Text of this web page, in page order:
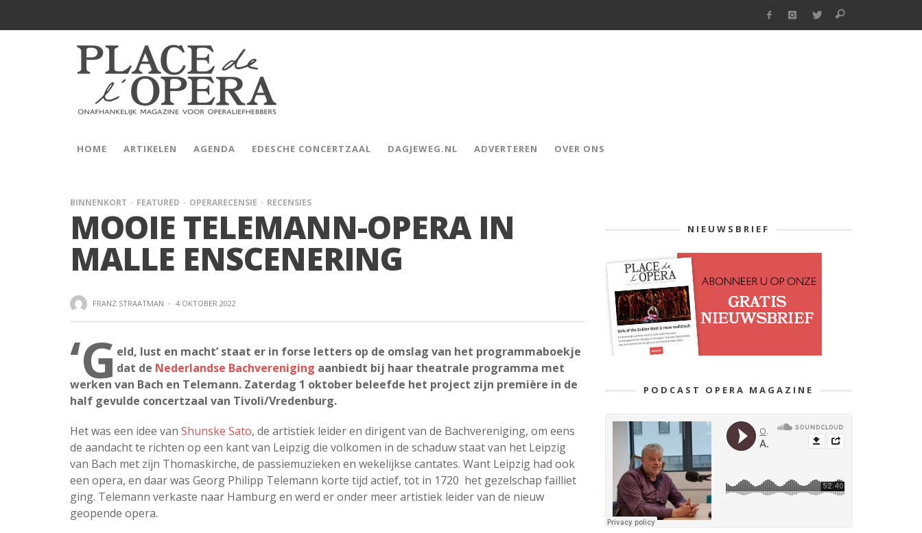
HOME ARTIKELEN AGENDA EDESCHE CONCERTZAAL DAGJEWEG.NL ADVERTEREN OVER ONS
BINNENKORT FEATURED OPERARECENSIE RECENSIES
MOOIE TELEMANN-OPERA IN
MALLE ENSCENERING
FRANZ STRAATMAN · 4 OKTOBER 2022
‘G eld, lust en macht’ staat er in forse letters op de omslag van het programmaboekje
dat de Nederlandse Bachvereniging aanbiedt bij haar theatrale programma met
werken van Bach en Telemann. Zaterdag 1 oktober beleefde het project zijn première in de
half gevulde concertzaal van Tivoli/Vredenburg.
Het was een idee van Shunske Sato, de artistiek leider en dirigent van de Bachvereniging, om eens
de aandacht te richten op een kant van Leipzig die volkomen in de schaduw staat van het Leipzig
van Bach met zijn Thomaskirche, de passiemuzieken en wekelijkse cantates. Want Leipzig had ook
een opera, en daar was Georg Philipp Telemann korte tijd actief, tot in 1720 het gezelschap failliet
ging. Telemann verkaste naar Hamburg en werd er onder meer artistiek leider van de nieuw
geopende opera.
NIEUWSBRIEF
PODCAST OPERA MAGAZINE